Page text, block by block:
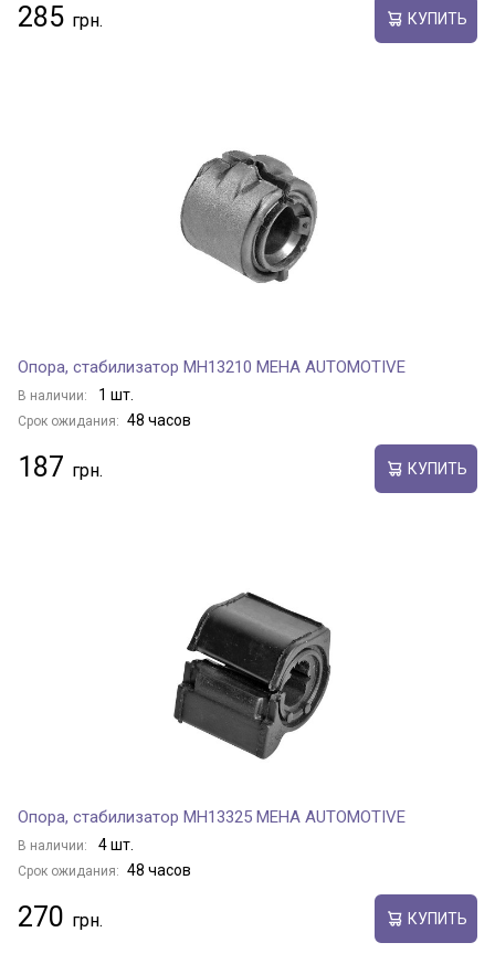
285 КУПИТЬ
Опора, стабилизатор MH13210 MEHA AUTOMOTIVE
В наличии: 1 шт.
Срок ожидания: 48 часов
187 КУПИТЬ
Опора, стабилизатор MH13325 MEHA AUTOMOTIVE
В наличии: 4 шт.
Срок ожидания: 48 часов
270 КУПИТЬ